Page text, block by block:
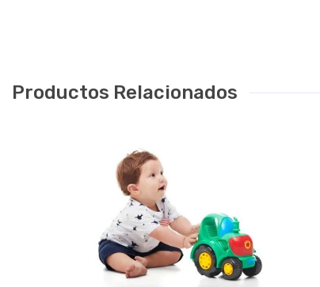
Productos Relacionados